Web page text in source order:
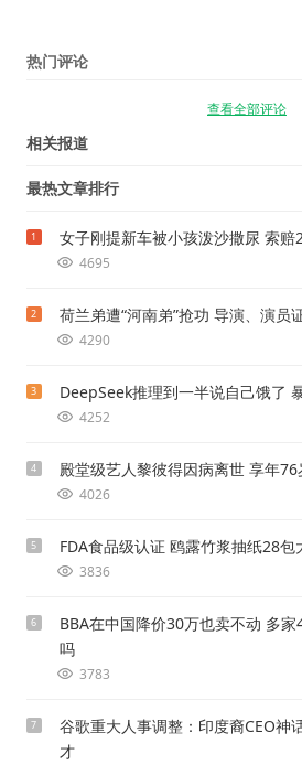
热门评论
查看全部评论
相关报道
最热文章排行
1 女子刚提新车被小孩泼沙撒尿 索
4695
2 荷兰弟遭“河南弟”抢功 导演、演员
4290
3 DeepSeek推理到一半说自己饿了
4252
4 殿堂级艺人黎彼得因病离世 享年
4026
5 FDA食品级认证 鸥露竹浆抽纸28
3836
6
BBA在中国降价30万也卖不动 多
吗
3783
7
谷歌重大人事调整：印度裔CEO神
才